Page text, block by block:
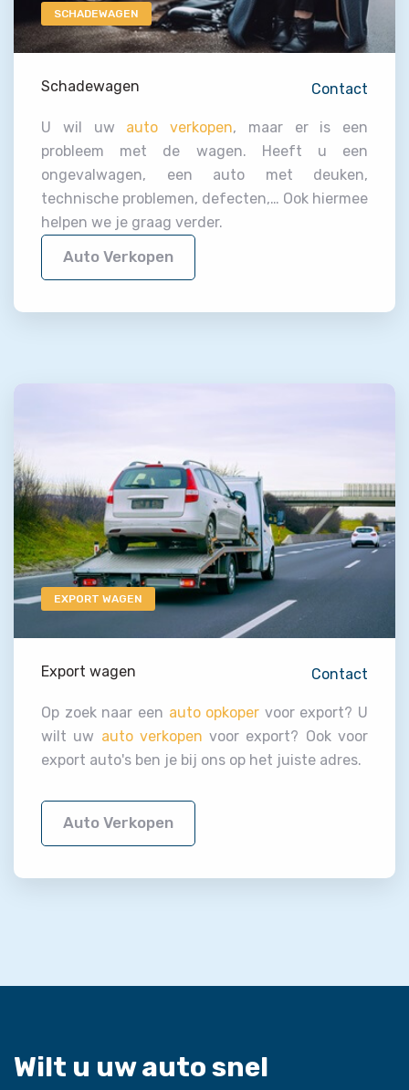
SCHADEWAGEN
Schadewagen Contact
U wil uw auto verkopen, maar er is een
probleem met de wagen. Heeft u een
ongevalwagen, een auto met deuken,
technische problemen, defecten,… Ook hiermee
helpen we je graag verder.
Auto Verkopen
EXPORT WAGEN
Export wagen Contact
Op zoek naar een auto opkoper voor export? U
wilt uw auto verkopen voor export? Ook voor
export auto's ben je bij ons op het juiste adres.
Auto Verkopen
Wilt u uw auto snel